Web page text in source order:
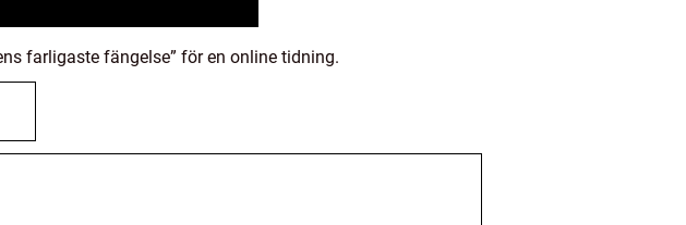
farligaste fängelse” för en online tidning.